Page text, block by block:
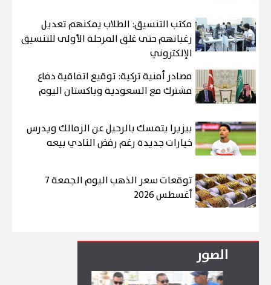
مكتب التنسيق: الطلاب يمكنهم تعديل
رغباتهم حتى غلق المرحلة الأولى للتنسيق
الإلكتروني
مصادر أمنية تركية: توقيع اتفاقية دفاع
مشترك مع السعودية وباكستان اليوم
بيزيرا يتمسك بالرحيل عن الزمالك ويدرس
خيارات جديدة رغم رفض النادي بيعه
توقعات سعر الذهب اليوم الجمعة 7
أغسطس 2026
الصور